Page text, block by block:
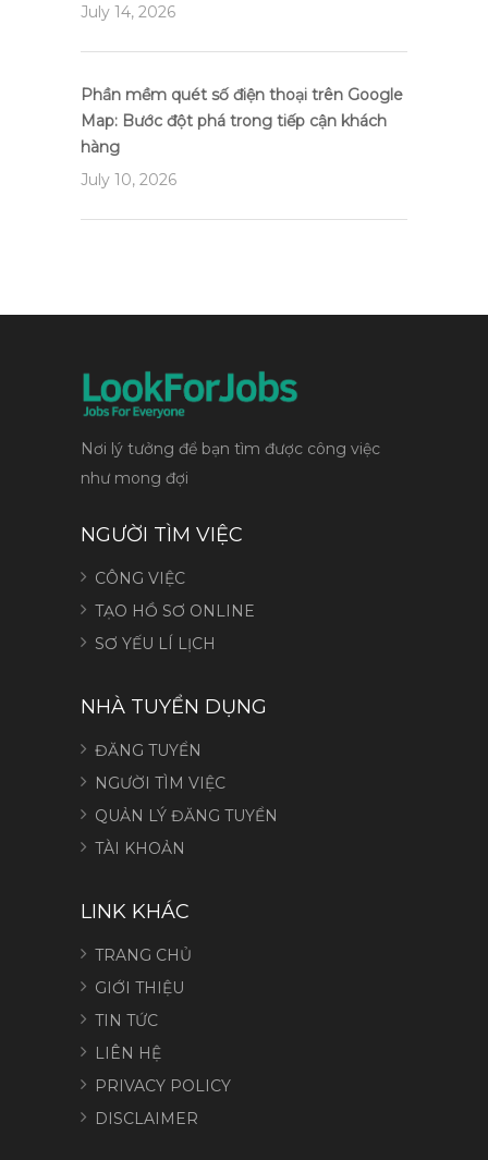
July 14, 2026
Phần mềm quét số điện thoại trên Google
Map: Bước đột phá trong tiếp cận khách
hàng
July 10, 2026
Nơi lý tưởng để bạn tìm được công việc
như mong đợi
NGƯỜI TÌM VIỆC
CÔNG VIỆC
TẠO HỒ SƠ ONLINE
SƠ YẾU LÍ LỊCH
NHÀ TUYỂN DỤNG
ĐĂNG TUYỂN
NGƯỜI TÌM VIỆC
QUẢN LÝ ĐĂNG TUYỂN
TÀI KHOẢN
LINK KHÁC
TRANG CHỦ
GIỚI THIỆU
TIN TỨC
LIÊN HỆ
PRIVACY POLICY
DISCLAIMER